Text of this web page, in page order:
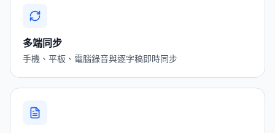
多端同步
手機、平板、電腦錄音與逐字稿即時同步